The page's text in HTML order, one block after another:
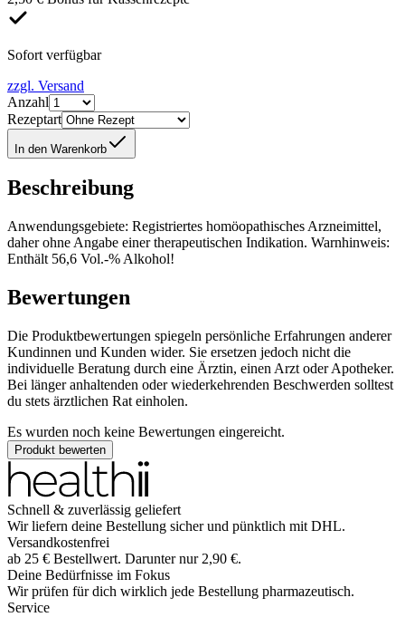
Sofort verfügbar
zzgl. Versand
Anzahl
Rezeptart
In den Warenkorb
Beschreibung
Anwendungsgebiete: Registriertes homöopathisches Arzneimittel,
daher ohne Angabe einer therapeutischen Indikation. Warnhinweis:
Enthält 56,6 Vol.-% Alkohol!
Bewertungen
Die Produktbewertungen spiegeln persönliche Erfahrungen anderer
Kundinnen und Kunden wider. Sie ersetzen jedoch nicht die
individuelle Beratung durch eine Ärztin, einen Arzt oder Apotheker.
Bei länger anhaltenden oder wiederkehrenden Beschwerden solltest
du stets ärztlichen Rat einholen.
Es wurden noch keine Bewertungen eingereicht.
Produkt bewerten
Schnell & zuverlässig geliefert
Wir liefern deine Bestellung sicher und pünktlich mit DHL.
Versandkostenfrei
ab 25 € Bestellwert. Darunter nur 2,90 €.
Deine Bedürfnisse im Fokus
Wir prüfen für dich wirklich jede Bestellung pharmazeutisch.
Service